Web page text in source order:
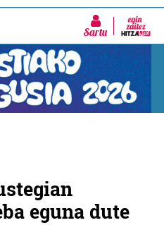
Sartu
eguna dute